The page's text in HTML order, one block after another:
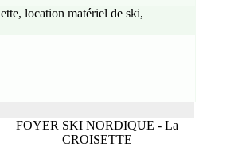
location matériel de ski,
FOYER SKI NORDIQUE - La
CROISETTE